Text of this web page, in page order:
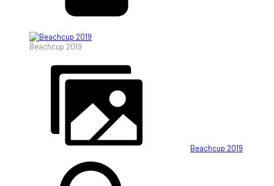
Beachcup 2019
Beachcup 2019